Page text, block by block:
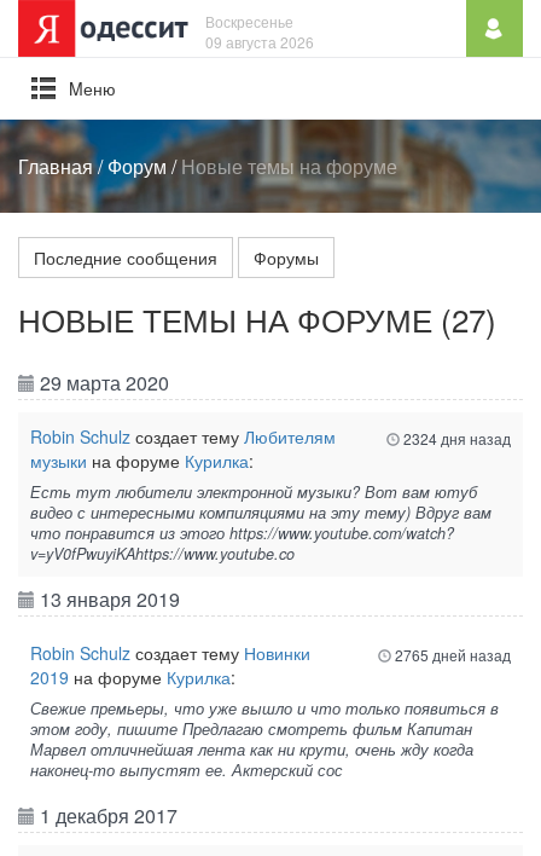
Воскресенье
09 августа 2026
Mеню
Главная/Форум /Новые темы на форуме
Последние сообщения Форумы
НОВЫЕ ТЕМЫ НА ФОРУМЕ (27)
29 марта 2020
2324 дня назад
Robin Schulz создает тему Любителям
музыки на форуме Курилка:
Есть тут любители электронной музыки? Вот вам ютуб
видео с интересными компиляциями на эту тему) Вдруг вам
что понравится из этого https://www.youtube.com/watch?
v=yV0fPwuyiKAhttps://www.youtube.co
13 января 2019
2765 дней назад
Robin Schulz создает тему Новинки
2019 на форуме Курилка:
Свежие премьеры, что уже вышло и что только появиться в
этом году, пишите Предлагаю смотреть фильм Капитан
Марвел отличнейшая лента как ни крути, очень жду когда
наконец-то выпустят ее. Актерский сос
1 декабря 2017